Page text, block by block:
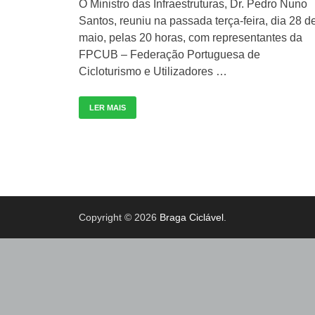
O Ministro das Infraestruturas, Dr. Pedro Nuno
Santos, reuniu na passada terça-feira, dia 28
maio, pelas 20 horas, com representantes da
FPCUB – Federação Portuguesa de
Cicloturismo e Utilizadores …
LER MAIS
Copyright © 2026 Braga Ciclável